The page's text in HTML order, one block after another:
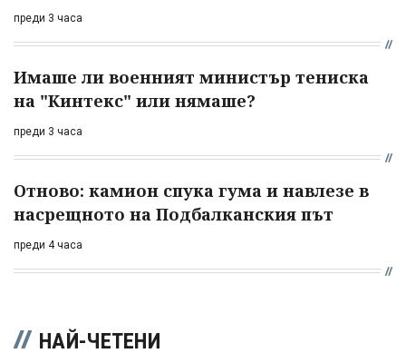
преди 3 часа
Имаше ли военният министър тениска
на "Кинтекс" или нямаше?
преди 3 часа
Отново: камион спука гума и навлезе в
насрещното на Подбалканския път
преди 4 часа
НАЙ-ЧЕТЕНИ